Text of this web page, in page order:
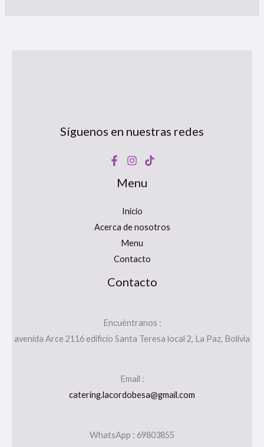
Síguenos en nuestras redes
Menu
Inicio
Acerca de nosotros
Menu
Contacto
Contacto
Encuéntranos :
avenida Arce 2116 edificio Santa Teresa local 2, La Paz, Bolivia
Email :
catering.lacordobesa@gmail.com
WhatsApp : 69803855